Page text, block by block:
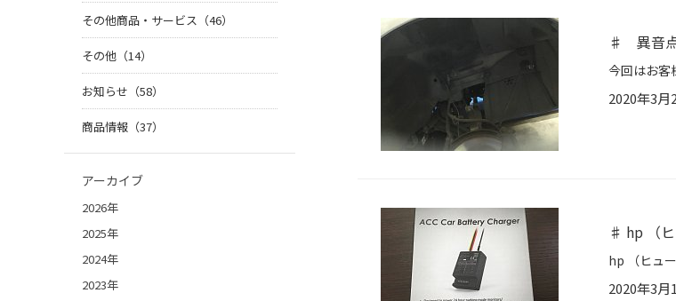
♯ 異音
2020年3月
♯ hp （
2020年3月
その他商品・サービス（46）
その他（14）
お知らせ（58）
商品情報（37）
アーカイブ
2026年
2025年
2024年
2023年